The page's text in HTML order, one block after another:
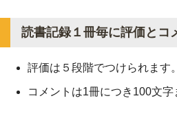
読書記録１冊毎に評価とコ
評価は５段階でつけられます。
コメントは1冊につき100文字